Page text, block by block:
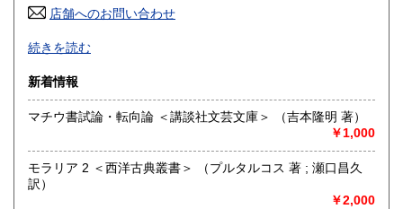
高知県 190円
佐賀県
熊本県 190円 大分県 190円
190円
沖縄県 190円
店舗へのお問い合わせ
商品の多くは倉庫での管理となっております。タイミング的
に2.3日確認に必要な場合があります。本局が遠いため土日祭
沿線名：中央線ー篠ノ井線
最寄駅：松本駅
定休日：不定休
書籍の買取について
続きを読む
新着情報
マチウ書試論・転向論 ＜講談社文芸文庫＞ （吉本隆明 著）
￥1,000
モラリア 2 ＜西洋古典叢書＞ （プルタルコス 著 ; 瀬口昌久
訳）
￥2,000